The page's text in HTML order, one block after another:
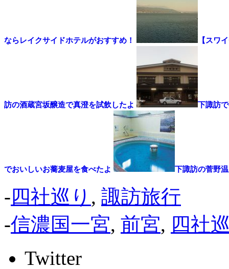
ならレイクサイドホテルがおすすめ！ 【スワ
訪の酒蔵宮坂醸造で真澄を試飲したよ 下諏訪
でおいしいお蕎麦屋を食べたよ 下諏訪の菅野
-四社巡り , 諏訪旅行
-信濃国一宮, 前宮, 四社
Twitter